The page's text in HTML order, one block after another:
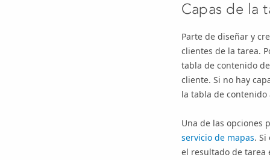
Capas de la
Parte de diseñar y
clientes de la tarea.
tabla de contenido
cliente. Si no hay
la tabla de
Una de las opciones
servicio de mapas.
el resultado de